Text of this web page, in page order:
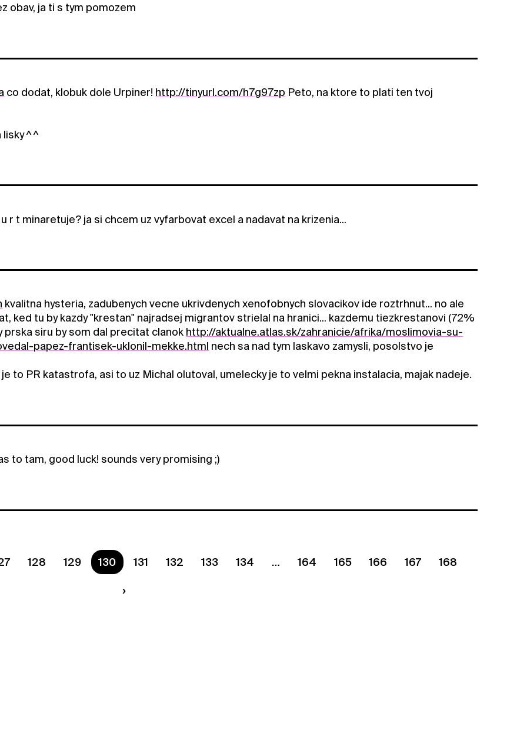
obav, ja ti s tym pomozem
co dodat, klobuk dole Urpiner! http://tinyurl.com/h7g97zp Peto, na ktore to plati ten tvoj
^ ^
r t minaretuje? ja si chcem uz vyfarbovat excel a nadavat na krizenia...
kvalitna hysteria, zadubenych vecne ukrivdenych xenofobnych slovacikov ide roztrhnut... no ale
ked tu by kazdy "krestan" najradsej migrantov strielal na hranici... kazdemu tiezkrestanovi (72%
prska siru by som dal precitat clanok http://aktualne.atlas.sk/zahranicie/afrika/moslimovia-su-
papez-frantisek-uklonil-mekke.html nech sa nad tym laskavo zamysli, posolstvo je
to PR katastrofa, asi to uz Michal olutoval, umelecky je to velmi pekna instalacia, majak nadeje.
to tam, good luck! sounds very promising ;)
128 129 Ste na strane
130 131 132 133 134 164 165 166 167 168